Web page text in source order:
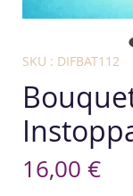
SKU : DIFBAT112
16,00 €Prix